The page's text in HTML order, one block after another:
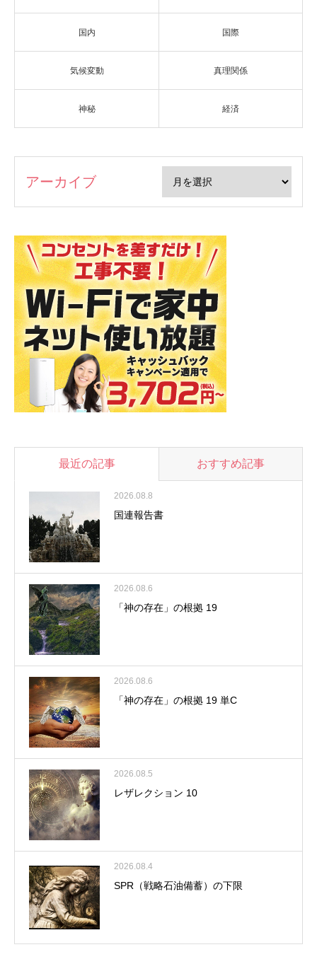
国内 国際
気候変動 真理関係
神秘 経済
アーカイブ
最近の記事 おすすめ記事
2026.08.8
国連報告書
2026.08.6
「神の存在」の根拠 19
2026.08.6
「神の存在」の根拠 19 単C
2026.08.5
レザレクション 10
2026.08.4
SPR（戦略石油備蓄）の下限